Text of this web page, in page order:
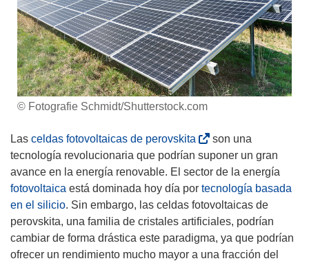
© Fotografie Schmidt/Shutterstock.com
Las celdas fotovoltaicas de perovskita
s
e
a
b
r
i
r
son una
tecnología revolucionaria que podrían suponer un gran
avance en la energía renovable. El sector de la energía
fotovoltaica está dominada hoy día por tecnología basada
en el silicio. Sin embargo, las celdas fotovoltaicas de
perovskita, una familia de cristales artificiales, podrían
cambiar de forma drástica este paradigma, ya que podrían
ofrecer un rendimiento mucho mayor a una fracción del